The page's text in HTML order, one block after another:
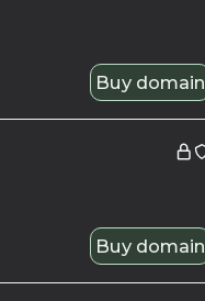
Buy domain
Buy domain